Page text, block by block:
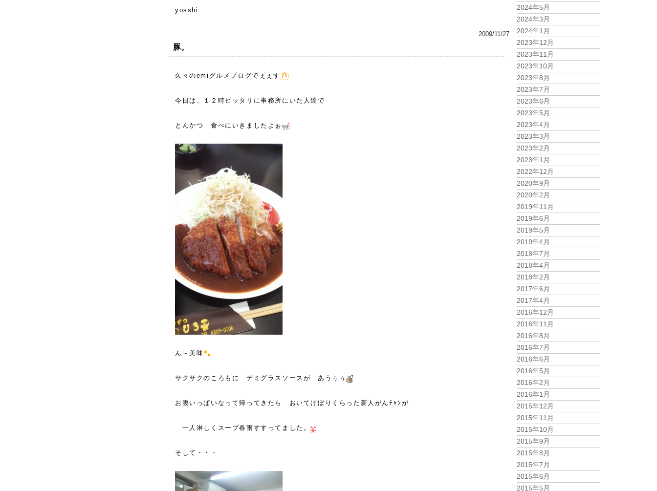
yosshi
2009/11/27
豚。
久々のemiグルメブログでぇぇす
今日は、１２時ピッタリに事務所にいた人達で
とんかつ 食べにいきましたよぉ
ん～美味
サクサクのころもに デミグラスソースが あうぅぅ
お腹いっぱいなって帰ってきたら おいてけぼりくらった新人がんﾁｬﾝが
一人淋しくスープ春雨すすってました。
そして・・・
2024年5月
2024年3月
2024年1月
2023年12月
2023年11月
2023年10月
2023年8月
2023年7月
2023年6月
2023年5月
2023年4月
2023年3月
2023年2月
2023年1月
2022年12月
2020年9月
2020年2月
2019年11月
2019年6月
2019年5月
2019年4月
2018年7月
2018年4月
2018年2月
2017年6月
2017年4月
2016年12月
2016年11月
2016年8月
2016年7月
2016年6月
2016年5月
2016年2月
2016年1月
2015年12月
2015年11月
2015年10月
2015年9月
2015年8月
2015年7月
2015年6月
2015年5月